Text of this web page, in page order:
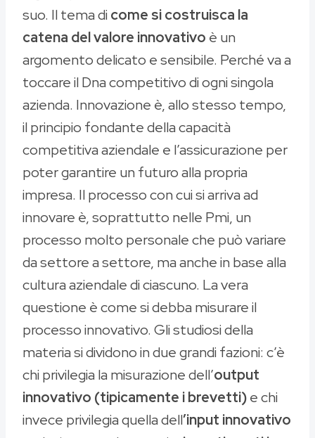
suo. Il tema di come si costruisca la
catena del valore innovativo è un
argomento delicato e sensibile. Perché va a
toccare il Dna competitivo di ogni singola
azienda. Innovazione è, allo stesso tempo,
il principio fondante della capacità
competitiva aziendale e l’assicurazione per
poter garantire un futuro alla propria
impresa. Il processo con cui si arriva ad
innovare è, soprattutto nelle Pmi, un
processo molto personale che può variare
da settore a settore, ma anche in base alla
cultura aziendale di ciascuno. La vera
questione è come si debba misurare il
processo innovativo. Gli studiosi della
materia si dividono in due grandi fazioni: c’è
chi privilegia la misurazione dell’output
innovativo (tipicamente i brevetti)e chi
invece privilegia quella dell’input innovativo